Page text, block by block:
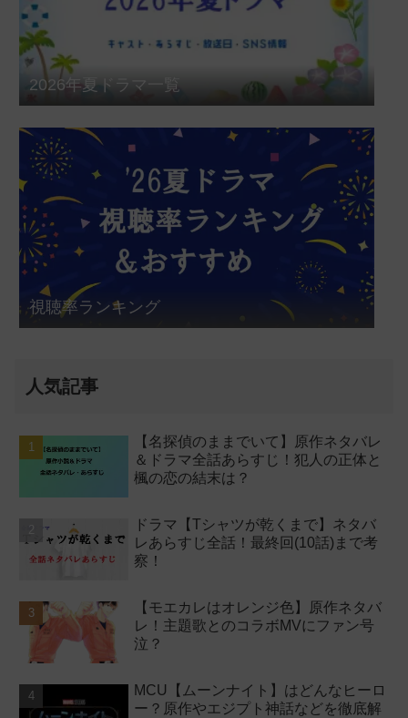
2026年夏ドラマ一覧
視聴率ランキング
人気記事
【名探偵のままでいて】原作ネタバレ
＆ドラマ全話あらすじ！犯人の正体と
楓の恋の結末は？
ドラマ【Tシャツが乾くまで】ネタバ
レあらすじ全話！最終回(10話)まで考
察！
【モエカレはオレンジ色】原作ネタバ
レ！主題歌とのコラボMVにファン号
泣？
MCU【ムーンナイト】はどんなヒーロ
ー？原作やエジプト神話などを徹底解